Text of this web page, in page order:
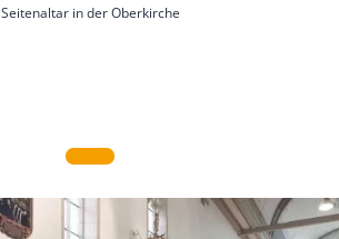
Seitenaltar in der Oberkirche